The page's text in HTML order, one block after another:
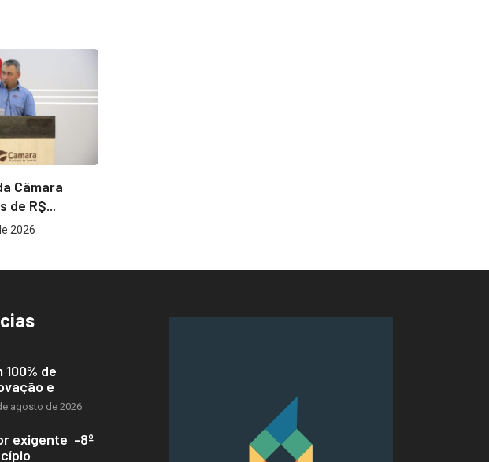
Câmara
de R$...
2026
100% de
e
agosto de 2026
exigente -8º